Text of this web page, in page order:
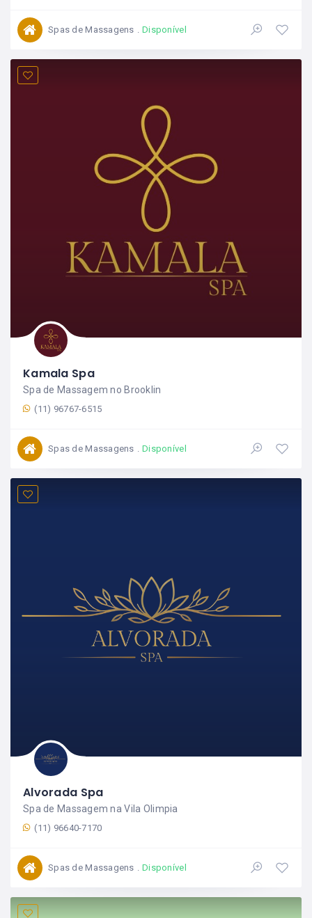
Spas de Massagens Disponível
Kamala Spa
Spa de Massagem no Brooklin
(11) 96767-6515
Spas de Massagens Disponível
Alvorada Spa
Spa de Massagem na Vila Olimpia
(11) 96640-7170
Spas de Massagens Disponível